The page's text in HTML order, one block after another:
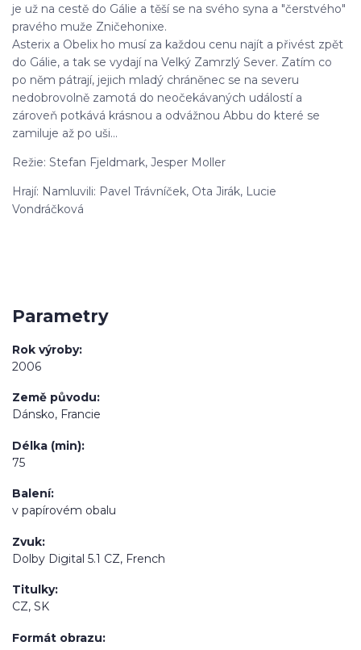
je už na cestě do Gálie a těší se na svého syna a "čerstvého"
pravého muže Zničehonixe.
Asterix a Obelix ho musí za každou cenu najít a přivést zpět
do Gálie, a tak se vydají na Velký Zamrzlý Sever. Zatím co
po něm pátrají, jejich mladý chráněnec se na severu
nedobrovolně zamotá do neočekávaných událostí a
zároveň potkává krásnou a odvážnou Abbu do které se
zamiluje až po uši...
Režie: Stefan Fjeldmark, Jesper Moller
Hrají: Namluvili: Pavel Trávníček, Ota Jirák, Lucie
Vondráčková
Parametry
Rok výroby
2006
Země původu
Dánsko, Francie
Délka (min)
75
Balení
v papírovém obalu
Zvuk
Dolby Digital 5.1 CZ, French
Titulky
CZ, SK
Formát obrazu